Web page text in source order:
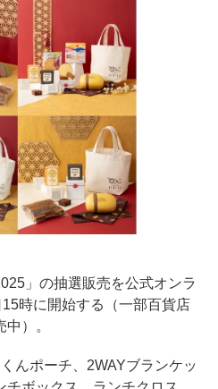
」の抽選販売を公式オンラ
時に開始する（一部百貨店
）。
んポーチ、2WAYブランケッ